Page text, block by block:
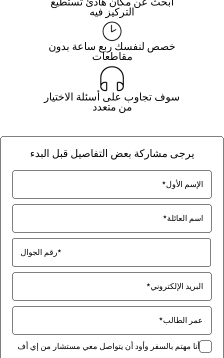
التركيز فيه
خصص لنفسك ربع ساعة بدون
مقاطعات
سوف تجاوب على أسئلة الاختيار
من متعدد
يرجى مشاركة بعض التفاصيل قبل البدء
الإسم الأول*
اسم العائلة*
رقم الجوال*
البريد الإلكتروني*
عمر الطالب*
أنا مهتم بالسفر وأود أن يتواصل معي مستشار من إي أف